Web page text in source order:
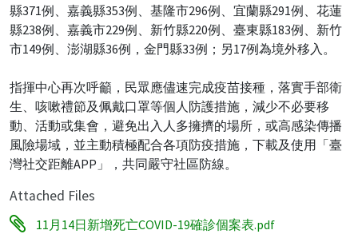
縣371例、嘉義縣353例、基隆市296例、宜蘭縣291例、花蓮
縣238例、嘉義市229例、新竹縣220例、臺東縣183例、新竹
市149例、澎湖縣36例，金門縣33例；另17例為境外移入。
指揮中心再次呼籲，民眾應儘速完成疫苗接種，落實手部衛
生、咳嗽禮節及佩戴口罩等個人防護措施，減少不必要移
動、活動或集會，避免出入人多擁擠的場所，或高感染傳播
風險場域，並主動積極配合各項防疫措施，下載及使用「臺
灣社交距離APP」，共同嚴守社區防線。
Attached Files
11月14日新增死亡COVID-19確診個案表.pdf